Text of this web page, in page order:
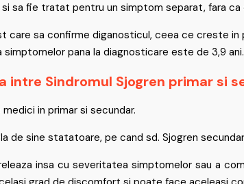
sa fie tratat pentru un simptom separat, fara
care sa confirme diganosticul, ceea ce creste
pana la diagnosticare este de 3,9 ani.
intre Sindromul Sjogren primar si
in primar si secundar.
de sine statatoare, pe cand sd. Sjogren
insa cu severitatea simptomelor sau a